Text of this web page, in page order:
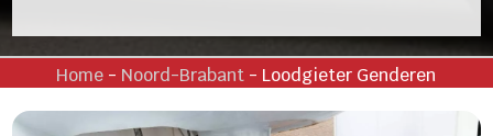
Home - Noord-Brabant - Loodgieter Genderen